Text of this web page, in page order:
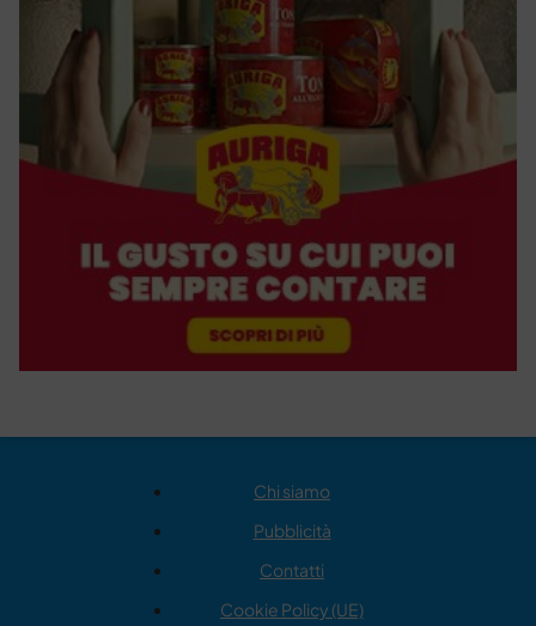
Chi siamo
Pubblicità
Contatti
Cookie Policy (UE)